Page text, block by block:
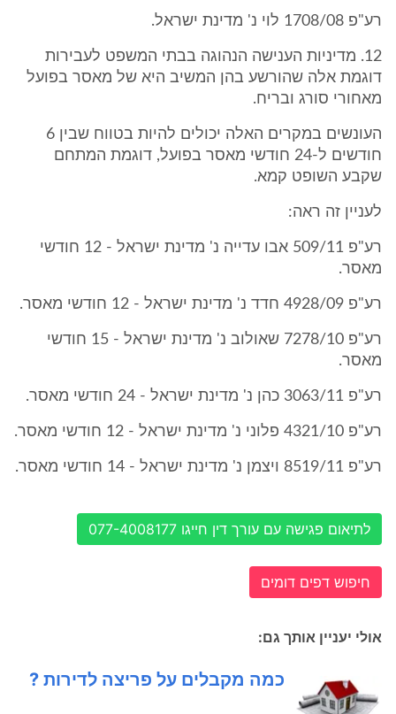
רע"פ 1708/08 לוי נ' מדינת ישראל.
12. מדיניות הענישה הנהוגה בבתי המשפט לעבירות
דוגמת אלה שהורשע בהן המשיב היא של מאסר בפועל
מאחורי סורג ובריח.
העונשים במקרים האלה יכולים להיות בטווח שבין 6
חודשים ל-24 חודשי מאסר בפועל, דוגמת המתחם
שקבע השופט קמא.
לעניין זה ראה:
רע"פ 509/11 אבו עדייה נ' מדינת ישראל - 12 חודשי
מאסר.
רע"פ 4928/09 חדד נ' מדינת ישראל - 12 חודשי מאסר.
רע"פ 7278/10 שאולוב נ' מדינת ישראל - 15 חודשי
מאסר.
רע"פ 3063/11 כהן נ' מדינת ישראל - 24 חודשי מאסר.
רע"פ 4321/10 פלוני נ' מדינת ישראל - 12 חודשי מאסר.
רע"פ 8519/11 ויצמן נ' מדינת ישראל - 14 חודשי מאסר.
לתיאום פגישה עם עורך דין חייגו 077-4008177
חיפוש דפים דומים
אולי יעניין אותך גם:
כמה מקבלים על פריצה לדירות ?